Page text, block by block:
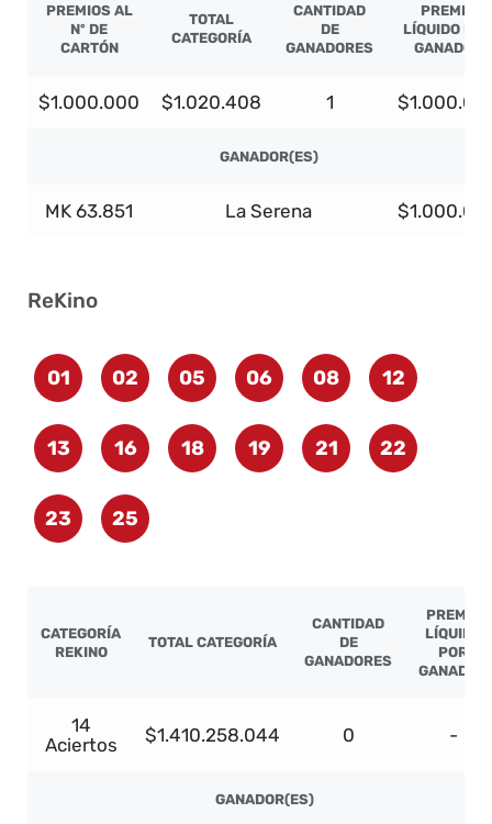
PREMIOS AL
Nº DE
CARTÓN
TOTAL
CATEGORÍA
CANTIDAD
DE
GANADORES
PREMIO
LÍQUIDO POR
GANADOR
$1.000.000 $1.020.408 1
GANADOR(ES)
MK 63.851 La Serena
ReKino
01 02 05 06 08 12
13 16 18 19 21 22
23 25
CATEGORÍA
REKINO
TOTAL CATEGORÍA
CANTIDAD
DE
GANADORES
PREMIO
LÍQUIDO
POR
GANADOR
14
Aciertos
$1.410.258.044 0 -
GANADOR(ES)